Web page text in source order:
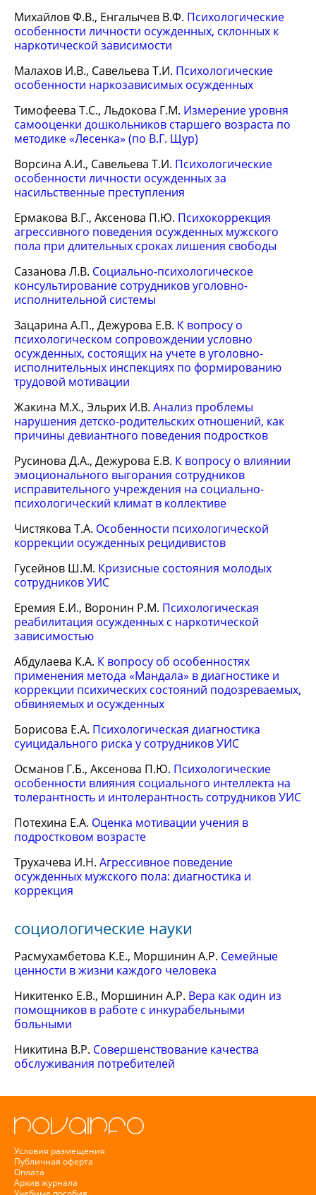
Михайлов Ф.В., Енгалычев В.Ф. Психологические
особенности личности осужденных, склонных к
наркотической зависимости
Малахов И.В., Савельева Т.И. Психологические
особенности наркозависимых осужденных
Тимофеева Т.С., Льдокова Г.М. Измерение уровня
самооценки дошкольников старшего возраста по
методике «Лесенка» (по В.Г. Щур)
Ворсина А.И., Савельева Т.И. Психологические
особенности личности осужденных за
насильственные преступления
Ермакова В.Г., Аксенова П.Ю. Психокоррекция
агрессивного поведения осужденных мужского
пола при длительных сроках лишения свободы
Сазанова Л.В. Социально-психологическое
консультирование сотрудников уголовно-
исполнительной системы
Зацарина А.П., Дежурова Е.В. К вопросу о
психологическом сопровождении условно
осужденных, состоящих на учете в уголовно-
исполнительных инспекциях по формированию
трудовой мотивации
Жакина М.Х., Эльрих И.В. Анализ проблемы
нарушения детско-родительских отношений, как
причины девиантного поведения подростков
Русинова Д.А., Дежурова Е.В. К вопросу о влиянии
эмоционального выгорания сотрудников
исправительного учреждения на социально-
психологический климат в коллективе
Чистякова Т.А. Особенности психологической
коррекции осужденных рецидивистов
Гусейнов Ш.М. Кризисные состояния молодых
сотрудников УИС
Еремия Е.И., Воронин Р.М. Психологическая
реабилитация осужденных с наркотической
зависимостью
Абдулаева К.А. К вопросу об особенностях
применения метода «Мандала» в диагностике и
коррекции психических состояний подозреваемых,
обвиняемых и осужденных
Борисова Е.А. Психологическая диагностика
суицидального риска у сотрудников УИС
Османов Г.Б., Аксенова П.Ю. Психологические
особенности влияния социального интеллекта на
толерантность и интолерантность сотрудников УИС
Потехина Е.А. Оценка мотивации учения в
подростковом возрасте
Трухачева И.Н. Агрессивное поведение
осужденных мужского пола: диагностика и
коррекция
социологические науки
Расмухамбетова К.Е., Моршинин А.Р. Семейные
ценности в жизни каждого человека
Никитенко Е.В., Моршинин А.Р. Вера как один из
помощников в работе с инкурабельными
больными
Никитина В.Р. Совершенствование качества
обслуживания потребителей
Условия размещения
Публичная оферта
Оплата
Архив журнала